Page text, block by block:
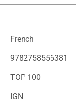
French
9782758556381
TOP 100
IGN